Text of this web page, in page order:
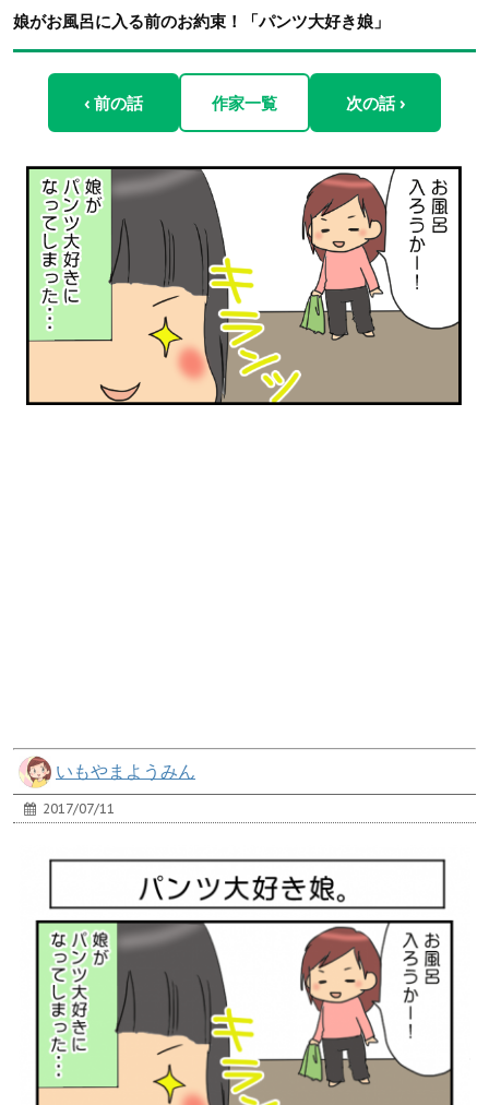
娘がお風呂に入る前のお約束！「パンツ大好き娘」
‹ 前の話 作家一覧 次の話 ›
いもやまようみん
2017/07/11